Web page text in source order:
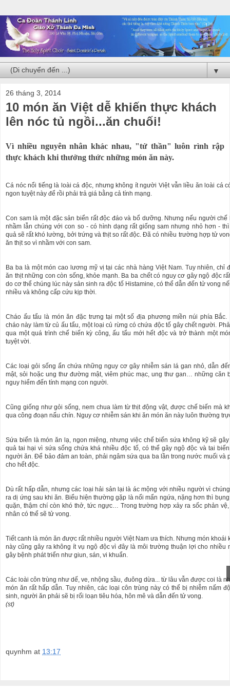
▼
26 tháng 3, 2014
10 món ăn Việt dễ khiến thực khách
lên nóc tủ ngồi...ăn chuối!
Vì nhiều nguyên nhân khác nhau, "tử thần" luôn rình rập
thực khách khi thưởng thức những món ăn này.
Cá nóc nổi tiếng là loài cá độc, nhưng không ít người Việt vẫn liều ăn loài cá
ngon tuyệt này để rồi phải trả giá bằng cả tính mạng.
Con sam là một đặc sản biển rất độc đáo và bổ dưỡng. Nhưng nếu người chế
nhầm lẫn chúng với con so - có hình dạng rất giống sam nhưng nhỏ hơn -
quả sẽ rất khó lường, bởi trứng và thịt so rất độc. Đã có nhiều trường hợp tử
ăn thịt so vì nhầm với con sam.
Ba ba là một món cao lương mỹ vị tại các nhà hàng Việt Nam. Tuy nhiên, chỉ
ăn thịt những con còn sống, khỏe mạnh. Ba ba chết có nguy cơ gây ngộ độc
do cơ thể chúng lúc này sản sinh ra độc tố Histamine, có thể dẫn đến tử vong
nhiều và không cấp cứu kịp thời.
Cháo ấu tẩu là món ăn đặc trưng tại một số địa phương miền núi phía Bắc.
cháo này làm từ củ ấu tẩu, một loại củ rừng có chứa độc tố gây chết người.
qua một quá trình chế biến kỳ công, ấu tẩu mới hết độc và trở thành một
tuyệt vời.
Các loại gỏi sống ẩn chứa những nguy cơ gây nhiễm sán lá gan nhỏ, dẫn
mật, sỏi hoặc ung thư đường mật, viêm phúc mạc, ung thư gan… những căn
nguy hiểm đến tính mạng con người.
Cũng giống như gỏi sống, nem chua làm từ thịt động vật, được chế biến mà
qua công đoạn nấu chín. Nguy cơ nhiễm sán khi ăn món ăn này luôn thường
Sứa biển là món ăn lạ, ngon miệng, nhưng việc chế biến sứa không kỹ sẽ
quả tai hại vì sứa sống chứa khá nhiều độc tố, có thể gây ngộ độc và tai
người ăn. Để bảo đảm an toàn, phải ngâm sứa qua ba lần trong nước muối và
cho hết độc.
Dù rất hấp dẫn, nhưng các loại hải sản lại là ác mộng với nhiều người vì
ra dị ứng sau khi ăn. Biểu hiện thường gặp là nổi mẩn ngứa, nặng hơn thì
quặn, thậm chí còn khó thở, tức ngực… Trong trường hợp xảy ra sốc phản
nhân có thể sẽ tử vong.
Tiết canh là món ăn được rất nhiều người Việt Nam ưa thích. Nhưng món khoái
này cũng gây ra không ít vụ ngộ độc vì đây là môi trường thuận lợi cho nhiều
gây bệnh phát triển như giun, sán, vi khuẩn.
Các loài côn trùng như dế, ve, nhộng sầu, đuông dừa... từ lâu vẫn được coi là
món ăn rất hấp dẫn. Tuy nhiên, các loại côn trùng này có thể bị nhiễm nấm
sinh, người ăn phải sẽ bị rối loạn tiêu hóa, hôn mê và dẫn đến tử vong.
(st)
quynhm at 13:17